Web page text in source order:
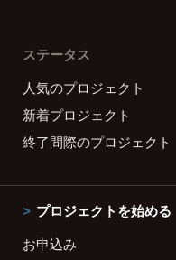
ステータス
人気のプロジェクト
新着プロジェクト
終了間際のプロジェクト
プロジェクトを始める
お申込み